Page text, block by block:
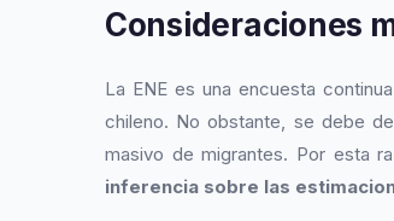
Consideraciones
La ENE es una encuesta
chileno. No obstante, se debe
masivo de migrantes. Por esta
inferencia sobre las